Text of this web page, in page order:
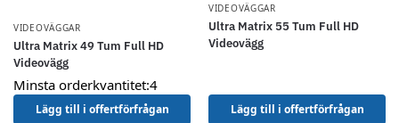
VIDEOVÄGGAR
Ultra Matrix 49 Tum Full HD
Videovägg
Minsta orderkvantitet:4
Lägg till i offertförfrågan
VIDEOVÄGGAR
Ultra Matrix 55 Tum Full HD
Videovägg
Lägg till i offertförfrågan